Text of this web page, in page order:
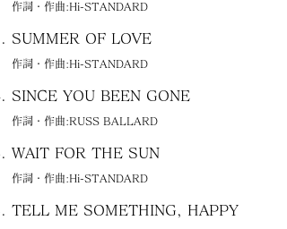
作詞・作曲:Hi-STANDARD
SUMMER OF LOVE
作詞・作曲:Hi-STANDARD
SINCE YOU BEEN GONE
作詞・作曲:RUSS BALLARD
WAIT FOR THE SUN
作詞・作曲:Hi-STANDARD
TELL ME SOMETHING, HAPPY